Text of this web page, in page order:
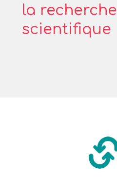
la recherche
scientifique